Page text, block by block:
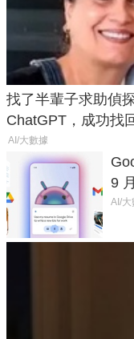
找了半輩子求助偵
ChatGPT，成功找
AI/大數據
9
AI/大